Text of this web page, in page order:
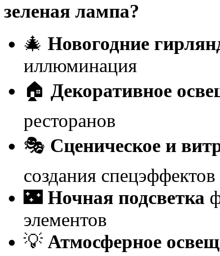
зеленая лампа?
🎄 Новогодние
иллюминация
🏠 Декоративное
ресторанов
🎭 Сценическое и
создания спецэффектов
🌃 Ночная подсветка
элементов
💡 Атмосферное